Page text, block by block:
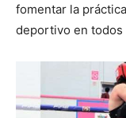
fomentar la
deportivo en todos